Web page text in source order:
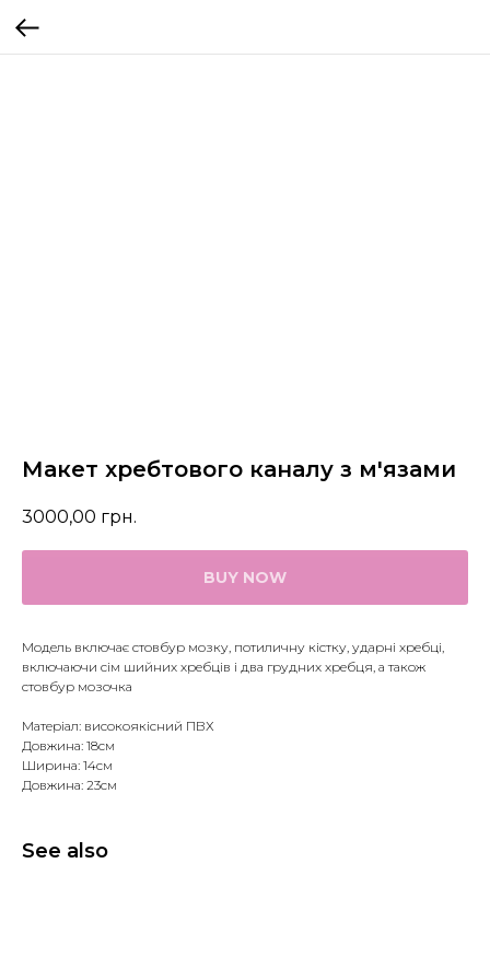
Макет хребтового каналу з м'язами
3000,00 грн.
BUY NOW
Модель включає стовбур мозку, потиличну кістку, ударні хребці,
включаючи сім шийних хребців і два грудних хребця, а також
стовбур мозочка
Матеріал: високоякісний ПВХ
Довжина: 18см
Ширина: 14см
Довжина: 23см
See also